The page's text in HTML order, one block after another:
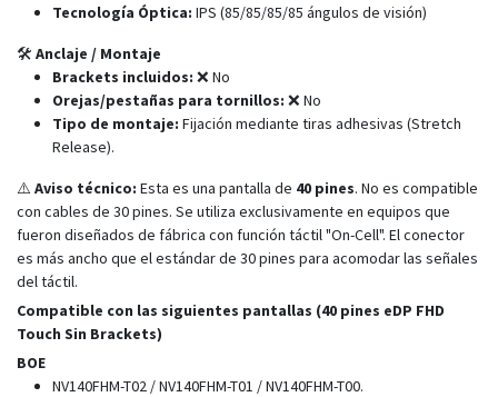
Tecnología Óptica: IPS (85/85/85/85 ángulos de visión)
🛠️ Anclaje / Montaje
Brackets incluidos: ❌ No
Orejas/pestañas para tornillos: ❌ No
Tipo de montaje: Fijación mediante tiras adhesivas (Stretch
Release).
⚠️ Aviso técnico: Esta es una pantalla de 40 pines. No es compatible
con cables de 30 pines. Se utiliza exclusivamente en equipos que
fueron diseñados de fábrica con función táctil "On-Cell". El conector
es más ancho que el estándar de 30 pines para acomodar las señales
del táctil.
Compatible con las siguientes pantallas (40 pines eDP FHD
Touch Sin Brackets)
BOE
NV140FHM-T02 / NV140FHM-T01 / NV140FHM-T00.